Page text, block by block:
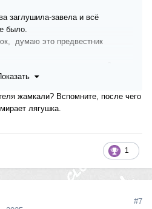
заглушила-завела и всё
было.
думаю это предвестник
видны завтра.
жамкали? Вспомните, после чего
лягушка.
1
#7